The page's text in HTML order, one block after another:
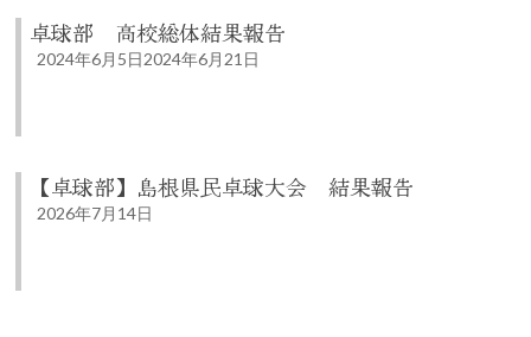
卓球部 高校総体結果報告
2024年6月5日2024年6月21日
【卓球部】島根県民卓球大会 結果報告
2026年7月14日